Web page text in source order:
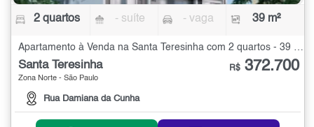
2 quartos - suíte - vaga 39 m²
Apartamento à Venda na Santa Teresinha com 2 quartos - 39 m²
Santa Teresinha
Zona Norte - São Paulo
Rua Damiana da Cunha
R$ 372.700